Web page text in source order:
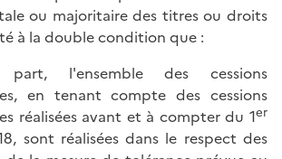
ou majoritaire des titres ou droits
à la double condition que :
l'ensemble des cessions
en tenant compte des cessions
réalisées avant et à compter du 1er
sont réalisées dans le respect des